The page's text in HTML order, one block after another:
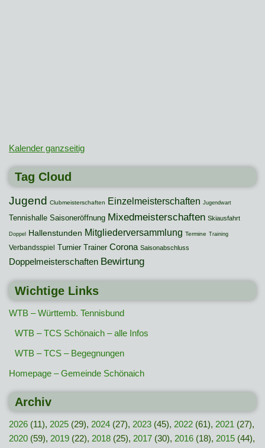
Kalender ganzseitig
Tag Cloud
Jugend Clubmeisterschaften Einzelmeisterschaften Jugendwart
Tennishalle Saisoneröffnung Mixedmeisterschaften Skiausfahrt
Doppel Hallenstunden Mitgliederversammlung Termine Training
Verbandsspiel Turnier Trainer Corona Saisonabschluss
Doppelmeisterschaften Bewirtung
Wichtige Links
WTB – Württemb. Tennisbund
WTB – TCS Schönaich – alle Infos
WTB – TCS – Begegnungen
Homepage – Gemeinde Schönaich
Archiv
2026 (11), 2025 (29), 2024 (27), 2023 (45), 2022 (61), 2021 (27),
2020 (59), 2019 (22), 2018 (25), 2017 (30), 2016 (18), 2015 (44),